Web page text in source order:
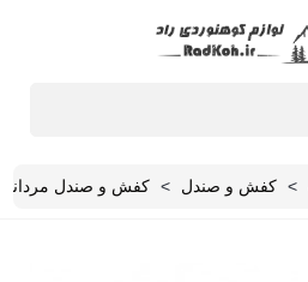
> کفش و صندل > کفش و صندل مردانه